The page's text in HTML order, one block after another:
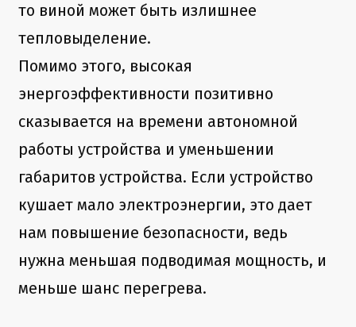
то виной может быть излишнее
тепловыделение.
Помимо этого, высокая
энергоэффективности позитивно
сказывается на времени автономной
работы устройства и уменьшении
габаритов устройства. Если устройство
кушает мало электроэнергии, это дает
нам повышение безопасности, ведь
нужна меньшая подводимая мощность, и
меньше шанс перегрева.